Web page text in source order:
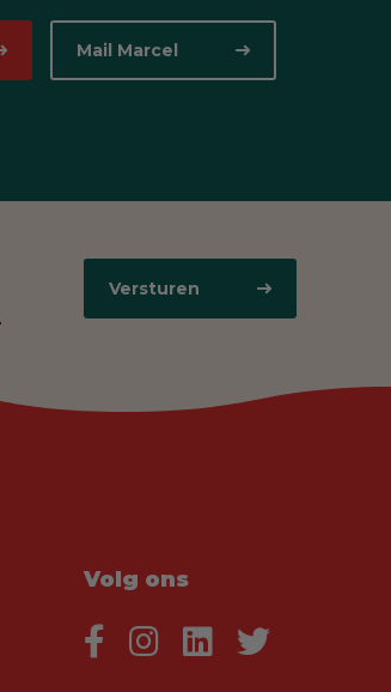
Mail Marcel
Versturen
Volg ons